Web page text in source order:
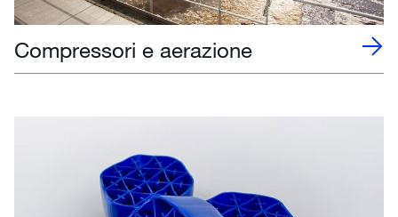
Compressori e aerazione